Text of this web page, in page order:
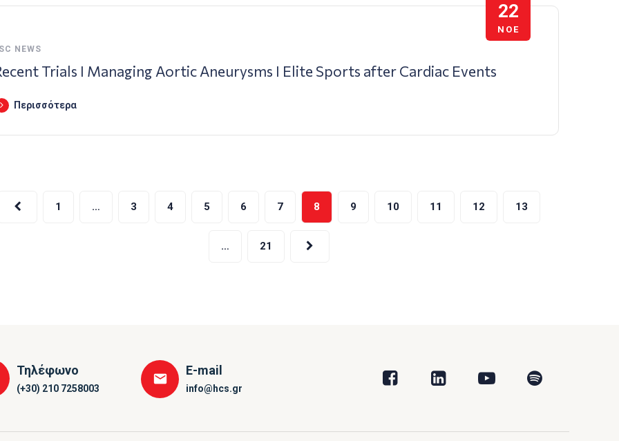
22
ΝΟΈ
NEWS
Trials I Managing Aortic Aneurysms I Elite Sports after Cardiac Events
Περισσότερα
1 … 3 4 5 6 7 8 9 10 11 12 13
… 21
Τηλέφωνο
(+30) 210 7258003
E-mail
info@hcs.gr